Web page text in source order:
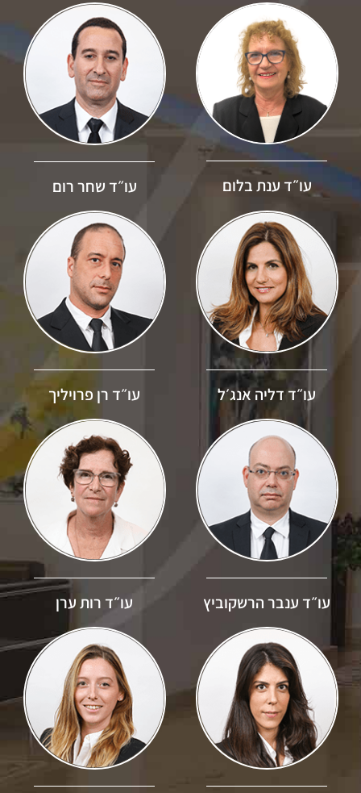
עו״ד ענת בלום עו״ד שחר רום
עו״ד דליה אנג׳ל עו״ד רן פרויליך
עו״ד ענבר הרשקוביץ עו״ד רות ערן